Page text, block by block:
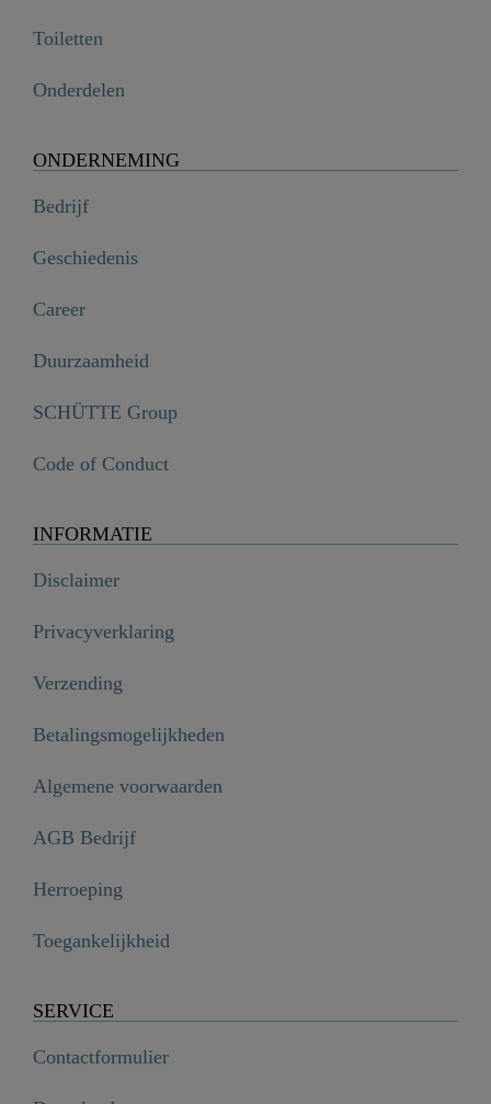
Toiletten
Onderdelen
ONDERNEMING
Bedrijf
Geschiedenis
Career
Duurzaamheid
SCHÜTTE Group
Code of Conduct
INFORMATIE
Disclaimer
Privacyverklaring
Verzending
Betalingsmogelijkheden
Algemene voorwaarden
AGB Bedrijf
Herroeping
Toegankelijkheid
SERVICE
Contactformulier